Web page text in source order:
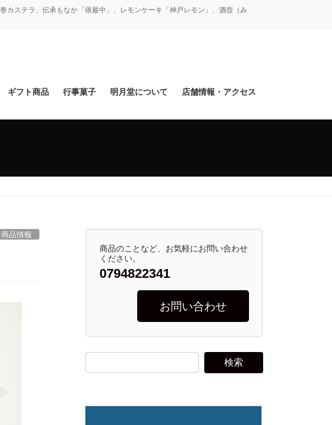
カステラ、伝承もなか「俵最中」、レモンケーキ「神戸レモン」、酒壺（み
ギフト商品 行事菓子 明月堂について 店舗情報・アクセス
商品情報
商品のことなど、お気軽にお問い合わせ
ください。
0794822341
お問い合わせ